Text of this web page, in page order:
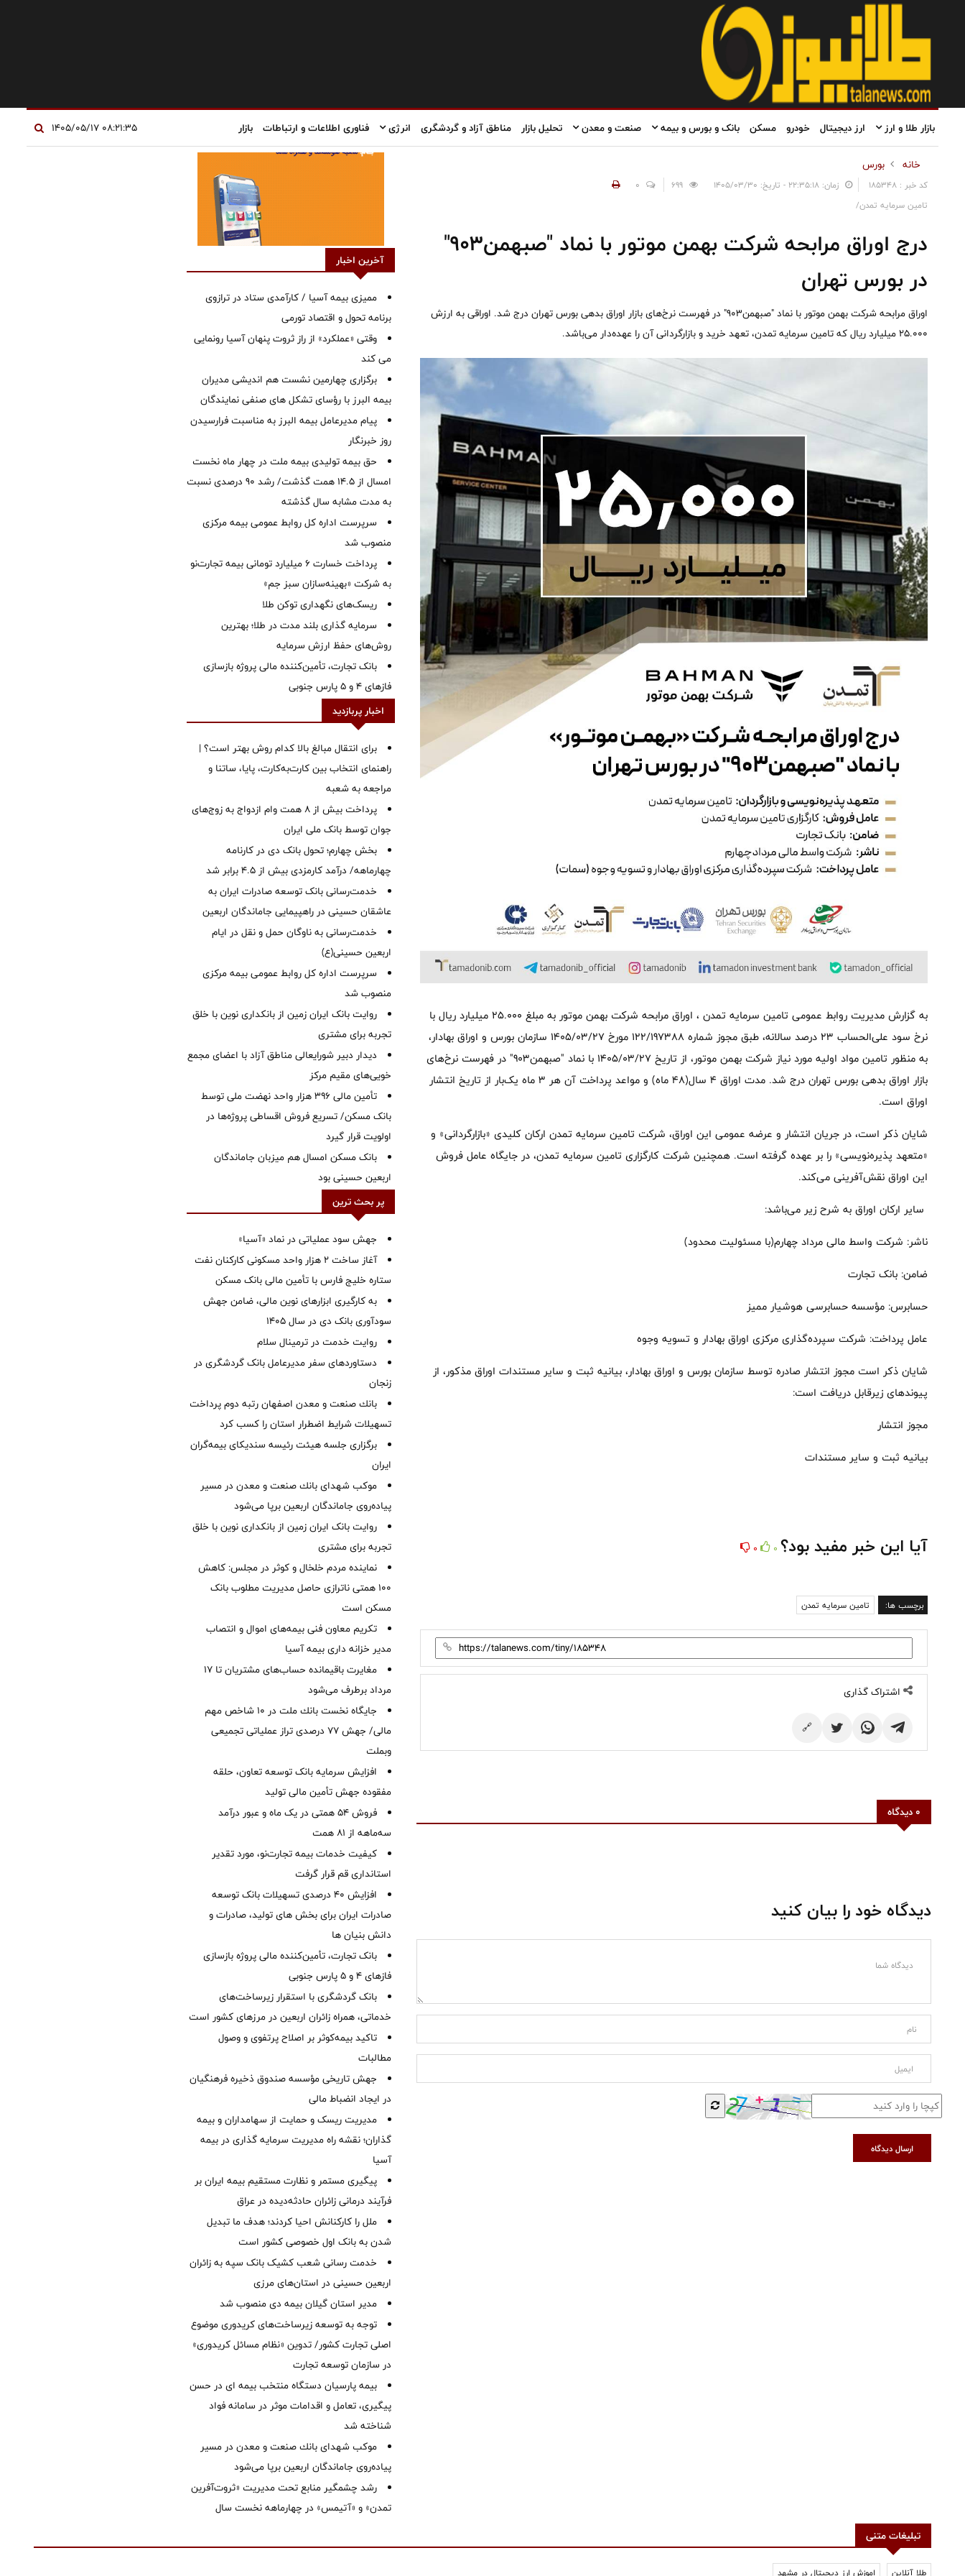
بازار طلا و ارز ارز دیجیتال خودرو مسکن بانک و بورس و بیمه صنعت و معدن تحلیل بازار مناطق آزاد و گردشگری انرژی فناوری اطلاعات و ارتباطات بازار
خانه بورس
کد خبر : 185348 زمان: ۲۲:۳۵:۱۸ - تاریخ: ۱۴۰۵/۰۳/۳۰
0
تامین سرمایه تمدن/
درج اوراق مرابحه شرکت بهمن موتور با نماد "صبهمن903"
در بورس تهران
اوراق مرابحه شرکت بهمن موتور با نماد "صبهمن903" در فهرست نرخ‌های بازار اوراق بدهی بورس تهران درج شد. اوراقی به ارزش
25.000 میلیارد ریال که تامین سرمایه تمدن، تعهد خرید و بازارگردانی آن را عهده‌دار می‌باشد.
به گزارش مدیریت روابط عمومی تامین سرمایه تمدن ، اوراق مرابحه شرکت بهمن موتور به مبلغ 25.000 میلیارد ریال با
نرخ سود علی‌‌الحساب 23 درصد سالانه، طبق مجوز شماره 122/197388 مورخ 1405/03/27 سازمان بورس و اوراق بهادار،
به منظور تامین مواد اولیه مورد نیاز شرکت بهمن موتور، از تاریخ 1405/03/27 با نماد "صبهمن903" در فهرست نرخ‌های
بازار اوراق بدهی بورس تهران درج شد. مدت اوراق 4 سال(48 ماه) و مواعد پرداخت آن هر 3 ماه یک‌بار از تاریخ انتشار
اوراق است.
شایان ذکر است، در جریان انتشار و عرضه عمومی این اوراق، شرکت تامین سرمایه تمدن ارکان کلیدی «بازارگردانی» و
«متعهد پذیره‌نویسی» را بر عهده گرفته است. همچنین شرکت کارگزاری تامین سرمایه تمدن، در جایگاه عامل فروش
این اوراق نقش‌آفرینی می‌کند.
سایر ارکان اوراق به شرح زیر می‌‌باشد:
ناشر: شرکت واسط مالی مرداد چهارم(با مسئولیت محدود)
ضامن: بانک تجارت
حسابرس: مؤسسه حسابرسی هوشیار ممیز
عامل پرداخت: شرکت سپرده‌گذاری مرکزی اوراق بهادار و تسویه وجوه
شایان ذکر است مجوز انتشار صادره توسط سازمان بورس و اوراق بهادار، بیانیه ثبت و سایر مستندات اوراق مذکور، از
پیوندهای زیرقابل دریافت است:
مجوز انتشار
بیانیه ثبت و سایر مستندات
آیا این خبر مفید بود؟ 0
0
برچسب ها: تامین سرمایه تمدن
اشتراک گذاری
🔗
0 دیدگاه
دیدگاه خود را بیان کنید
ارسال دیدگاه
آخرین اخبار
ممیزی بیمه آسیا / کارآمدی ستاد در ترازوی
برنامه تحول و اقتصاد تورمی
وقتی «عملکرد» از راز ثروت پنهان آسیا رونمایی
می کند
برگزاری چهارمین نشست هم اندیشی مدیران
بیمه البرز با رؤسای تشکل های صنفی نمایندگان
پیام مدیرعامل بیمه البرز به مناسبت فرارسیدن
روز خبرنگار
حق بیمه تولیدی بیمه ملت در چهار ماه نخست
امسال از 14.5 همت گذشت/ رشد 90 درصدی نسبت
به مدت مشابه سال گذشته
سرپرست اداره كل روابط عمومی بیمه مركزی
منصوب شد
پرداخت خسارت ۶ میلیارد تومانی بیمه تجارت‌نو
به شرکت «بهینه‌سازان سبز جم»
ریسک‌های نگهداری توکن طلا
سرمایه گذاری بلند مدت در طلا؛ بهترین
روش‌های حفظ ارزش سرمایه
بانک تجارت، تأمین‌کننده مالی پروژه بازسازی
فازهای ۴ و ۵ پارس جنوبی
اخبار پربازدید
برای انتقال مبالغ بالا کدام روش بهتر است؟ |
راهنمای انتخاب بین کارت‌به‌کارت، پایا، ساتنا و
مراجعه به شعبه
پرداخت بیش از ۸ همت وام ازدواج به زوج‌های
جوان توسط بانک ملی ایران
بخش چهارم؛ تحول بانک دی در کارنامه
چهارماهه/ درآمد کارمزدی بیش از ۴.۵ برابر شد
خدمت‌رسانی بانک توسعه صادرات ایران به
عاشقان حسینی در راهپیمایی جاماندگان اربعین
خدمت‌رسانی به ناوگان حمل و نقل در ایام
اربعین حسینی(ع)
سرپرست اداره کل روابط عمومی بیمه مرکزی
منصوب شد
روایت بانک ایران زمین از بانکداری نوین با خلق
تجربه برای مشتری
دیدار دبیر شورایعالی مناطق آزاد با اعضای مجمع
خویی‌های مقیم مرکز
تأمین مالی ۳۹۶ هزار واحد نهضت ملی توسط
بانک مسکن/ تسریع فروش اقساطی پروژه‌ها در
اولویت قرار گیرد
بانک مسکن امسال هم میزبان جاماندگان
اربعین حسینی بود
پر بحث ترین
جهش سود عملیاتی در نماد «آسیا»
آغاز ساخت ۲ هزار واحد مسکونی کارکنان نفت
ستاره خلیج فارس با تأمین مالی بانک مسکن
به کارگیری ابزارهای نوین مالی، ضامن جهش
سودآوری بانک دی در سال 1405
روایت خدمت در ترمینال سلام
دستاوردهای سفر مدیرعامل بانک گردشگری در
زنجان
بانك صنعت و معدن اصفهان رتبه دوم پرداخت
تسهیلات شرایط اضطرار استان را كسب كرد
برگزاری جلسه هیئت رئیسه سندیکای بیمه‌گران
ایران
موكب شهدای بانك صنعت و معدن در مسیر
پیاده‌روی جاماندگان اربعین برپا می‌شود
روایت بانک ایران زمین از بانکداری نوین با خلق
تجربه برای مشتری
نماینده مردم خلخال و کوثر در مجلس: کاهش
۱۰۰ همتی ناترازی حاصل مدیریت مطلوب بانک
مسکن است
تکریم معاون فنی بیمه‌های اموال و انتصاب
مدیر خزانه داری بیمه آسیا
مغایرت‌ باقیمانده حساب‌های مشتریان تا ۱۷
مرداد برطرف می‌شود
جایگاه نخست بانك ملت در 10 شاخص مهم
مالی/ جهش 77 درصدی تراز عملیاتی تجمیعی
وبملت
افزایش سرمایه بانک توسعه تعاون، حلقه
مفقوده جهش تأمین مالی تولید
فروش 54 همتی در یک ماه و عبور درآمد
سه‌ماهه از 81 همت
کیفیت خدمات بیمه تجارت‌نو، مورد تقدیر
استانداری قم قرار گرفت
افزایش 40 درصدی تسهیلات بانک توسعه
صادرات ایران برای بخش های تولید، صادرات و
دانش بنیان ها
بانک تجارت، تأمین‌کننده مالی پروژه بازسازی
فازهای ۴ و ۵ پارس جنوبی
بانک گردشگری با استقرار زیرساخت‌های
خدماتی، همراه زائران اربعین در مرزهای کشور است
تاکید بیمه‌کوثر بر اصلاح پرتفوی و وصول
مطالبات ‌
جهش تاریخی مؤسسه صندوق ذخیره فرهنگیان
در ایجاد انضباط مالی
مدیریت ریسک و حمایت از سهامداران و بیمه
گذاران؛ نقشه راه مدیریت سرمایه گذاری در بیمه
آسیا
پیگیری مستمر و نظارت مستقیم بیمه ایران بر
فرآیند درمانی زائران حادثه‌دیده در عراق
ملل را کارکنانش احیا کردند؛ هدف ما تبدیل
شدن به بانک اول خصوصی کشور است
خدمت رسانی شعب کشیک بانک سپه به زائران
اربعین حسینی در استان‌‌های مرزی
‌مدیر استان گیلان بیمه دی منصوب شد
توجه به توسعه زیرساخت‌های کریدوری موضوع
اصلی تجارت کشور/ تدوین «نظام مسائل کریدوری»
در سازمان توسعه تجارت
بیمه پارسیان دستگاه منتخب بیمه ای در حسن
پیگیری، تعامل و اقدامات موثر در سامانه فواد
شناخته شد
موكب شهدای بانك صنعت و معدن در مسیر
پیاده‌روی جاماندگان اربعین برپا می‌شود
رشد چشمگیر منابع تحت مدیریت «ثروت‌آفرین
تمدن» و «آتیمس» در چهارماهه نخست سال
تبلیغات متنی
طلا آنلاین اموزش ارز دیجیتال در مشهد